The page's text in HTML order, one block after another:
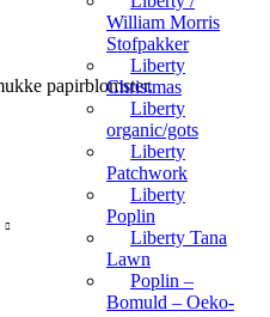
William Morris
Stofpakker
Liberty
Christmas
Liberty
organic/gots
Liberty
Patchwork
Liberty
Poplin
Liberty Tana
Lawn
Poplin –
Bomuld – Oeko-
papirblomster.